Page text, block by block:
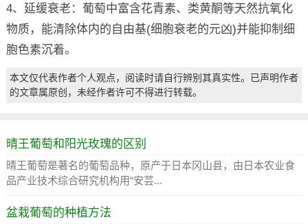
4、延缓衰老：葡萄中富含花青素、类黄酮等天然抗氧化
物质，能清除体内的自由基(细胞衰老的元凶)并能抑制细
胞色素沉着。
本文仅代表作者个人观点，阅读时请自行辨别其真实性。已声明作者
的文章属原创，未经作者许可不得进行转载。
晴王葡萄和阳光玫瑰的区别
晴王葡萄是著名的葡萄品种，原产于日本冈山县，由日本农业食
品产业技术综合研究机构用“安芸...
盆栽葡萄的种植方法